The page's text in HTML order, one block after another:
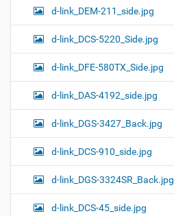
d-link_DEM-211_side.jpg
d-link_DCS-5220_Side.jpg
d-link_DFE-580TX_Side.jpg
d-link_DAS-4192_side.jpg
d-link_DGS-3427_Back.jpg
d-link_DCS-910_side.jpg
d-link_DGS-3324SR_Back.jpg
d-link_DCS-45_side.jpg